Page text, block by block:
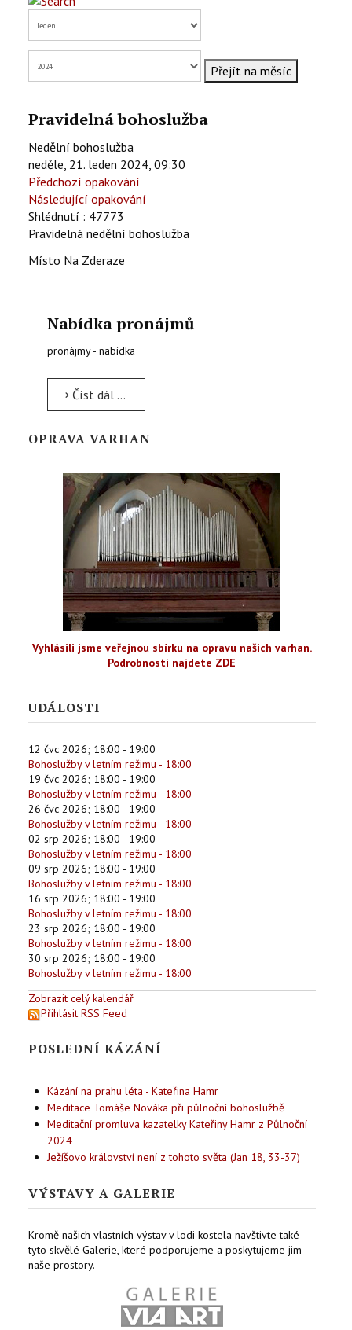
KONTAKTY
EN
Přejít na měsíc
Pravidelná bohoslužba
Nedělní bohoslužba
neděle, 21. leden 2024, 09:30
Předchozí opakování
Následující opakování
Shlédnutí : 47773
Pravidelná nedělní bohoslužba
Místo Na Zderaze
Nabídka pronájmů
pronájmy - nabídka
Číst dál …
OPRAVA VARHAN
Vyhlásili jsme veřejnou sbírku na opravu našich varhan.
Podrobnosti najdete ZDE
UDÁLOSTI
12 čvc 2026; 18:00 - 19:00
Bohoslužby v letním režimu - 18:00
19 čvc 2026; 18:00 - 19:00
Bohoslužby v letním režimu - 18:00
26 čvc 2026; 18:00 - 19:00
Bohoslužby v letním režimu - 18:00
02 srp 2026; 18:00 - 19:00
Bohoslužby v letním režimu - 18:00
09 srp 2026; 18:00 - 19:00
Bohoslužby v letním režimu - 18:00
16 srp 2026; 18:00 - 19:00
Bohoslužby v letním režimu - 18:00
23 srp 2026; 18:00 - 19:00
Bohoslužby v letním režimu - 18:00
30 srp 2026; 18:00 - 19:00
Bohoslužby v letním režimu - 18:00
Zobrazit celý kalendář
Přihlásit RSS Feed
POSLEDNÍ KÁZÁNÍ
Kázání na prahu léta - Kateřina Hamr
Meditace Tomáše Nováka při půlnoční bohoslužbě
Meditační promluva kazatelky Kateřiny Hamr z Půlnoční
2024
Ježíšovo království není z tohoto světa (Jan 18, 33-37)
VÝSTAVY A GALERIE
Kromě našich vlastních výstav v lodi kostela navštivte také
tyto skvělé Galerie, které podporujeme a poskytujeme jim
naše prostory.